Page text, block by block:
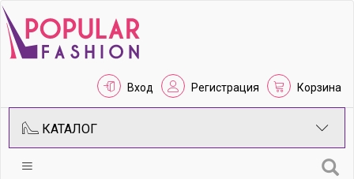
Вход Регистрация Корзина
КАТАЛОГ